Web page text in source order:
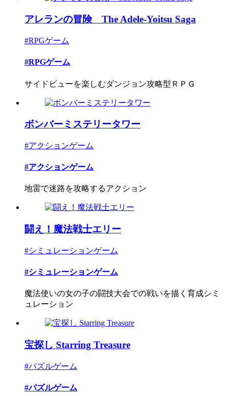
アレランの冒険 The Adele-Yoitsu Saga
#RPGゲーム
#RPGゲーム
サイドビューを楽しむダンジョン攻略型ＲＰＧ
ボンバーミステリータワー
#アクションゲーム
#アクションゲーム
地雷で迷路を攻略するアクション
闘え！魔法戦士エリー
#シミュレーションゲーム
#シミュレーションゲーム
魔法使いの女の子の闘技大会での戦いを描く育成シミ
ュレーション
宝探し Starring Treasure
#パズルゲーム
#パズルゲーム